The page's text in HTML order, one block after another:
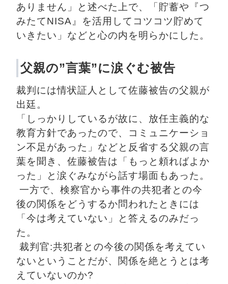
ありません」と述べた上で、「貯蓄や『つ
みたてNISA』を活用してコツコツ貯めて
いきたい」などと心の内を明らかにした。
父親の”言葉”に涙ぐむ被告
裁判には情状証人として佐藤被告の父親が
出廷。
「しっかりしているが故に、放任主義的な
教育方針であったので、コミュニケーショ
ン不足があった」などと反省する父親の言
葉を聞き、佐藤被告は「もっと頼ればよか
った」と涙ぐみながら話す場面もあった。
後の関係をどうするか問われたときには
「今は考えていない」と答えるのみだっ
た。
ないということだが、関係を絶とうとは考
えていないのか?